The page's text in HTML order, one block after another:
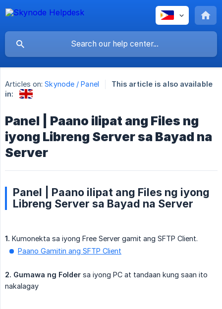
Articles on: Skynode / Panel
This article is also available
in:
Panel | Paano ilipat ang Files ng
iyong Libreng Server sa Bayad na
Server
Panel | Paano ilipat ang Files ng iyong
Libreng Server sa Bayad na Server
1. Kumonekta sa iyong Free Server gamit ang SFTP Client.
Paano Gamitin ang SFTP Client
2. Gumawa ng Folder sa iyong PC at tandaan kung saan ito
nakalagay